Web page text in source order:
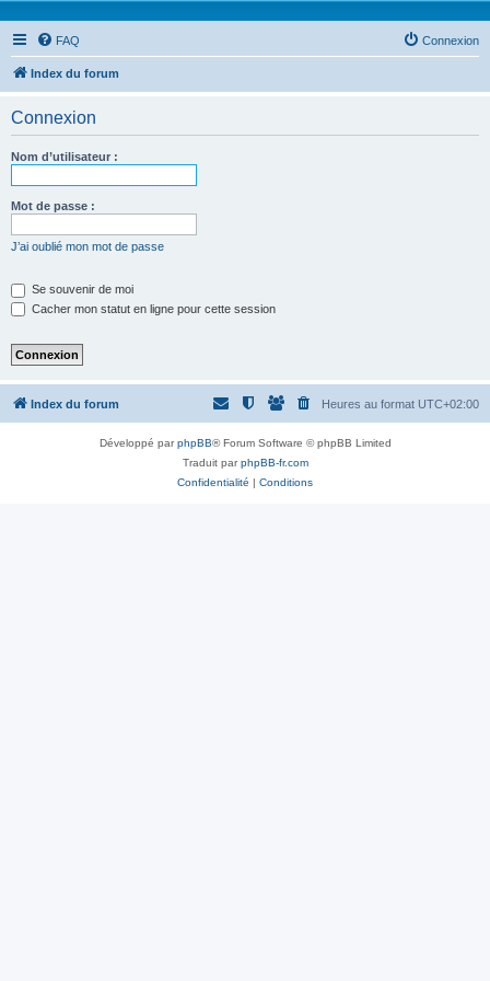
FAQ Connexion
Index du forum
Connexion
Nom d’utilisateur :
Mot de passe :
J’ai oublié mon mot de passe
Se souvenir de moi
Cacher mon statut en ligne pour cette session
Index du forum Heures au format UTC+02:00
Développé parphpBB® Forum Software © phpBB Limited
Traduit parphpBB-fr.com
Confidentialité | Conditions